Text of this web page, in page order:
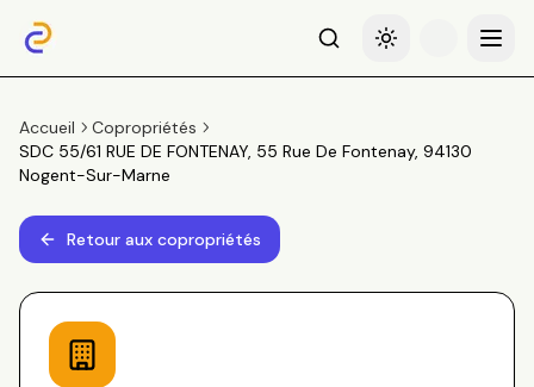
RechercheBasculer le thème
Menu
Accueil
Copropriétés
SDC 55/61 RUE DE FONTENAY, 55 Rue De Fontenay, 94130
Nogent-Sur-Marne
Retour aux copropriétés